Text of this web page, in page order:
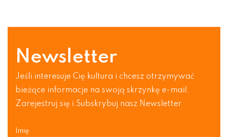
Newsletter
Jeśli interesuje Cię kultura i chcesz otrzymywać
bieżące informacje na swoją skrzynkę e-mail.
Zarejestruj się i Subskrybuj nasz Newsletter
Imię